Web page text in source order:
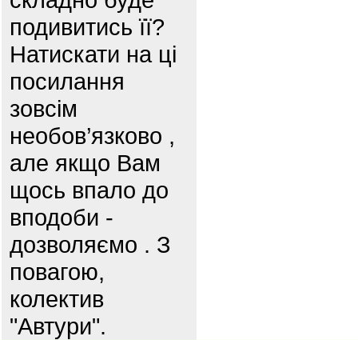
подивитись її?
Натискати на ці
посилання
зовсім
необов’язково ,
але якщо Вам
щось впало до
вподоби -
дозволяємо . З
повагою,
колектив
"Автури".